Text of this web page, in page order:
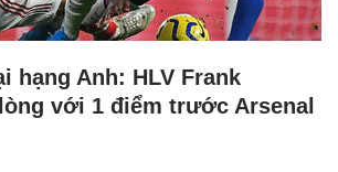
hạng Anh: HLV Frank
với 1 điểm trước Arsenal